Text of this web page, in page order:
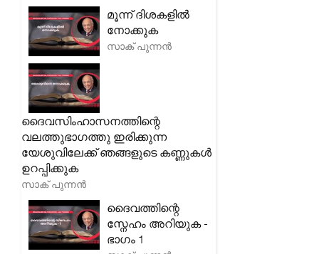
മൂന്ന് ദിശകളിൽ
നോക്കുക
സാക് പുന്നൻ
ദൈവസിംഹാസനത്തിന്റെ
വലത്തുഭാഗത്തു ഇരിക്കുന്ന
യേശുവിലേക്ക് ഞങ്ങളുടെ കണ്ണുകൾ
ഉറപ്പിക്കുക
സാക് പുന്നൻ
ദൈവത്തിന്റെ
സ്നേഹം അറിയുക -
ഭാഗം 1